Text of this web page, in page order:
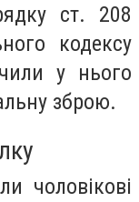
ст. 208
кодексу
у нього
зброю.
чоловікові